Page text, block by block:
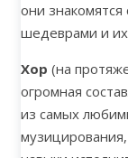
они
шедеврами и
Хор (на
огромная
из самых